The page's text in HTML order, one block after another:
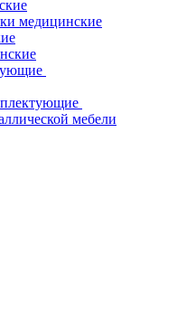
медицинские
мебели